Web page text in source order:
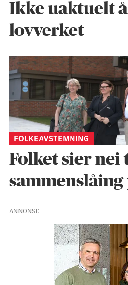
Ikke uaktuelt
lovverket
FOLKEAVSTEMNING
Folket sier nei
sammenslåing
ANNONSE